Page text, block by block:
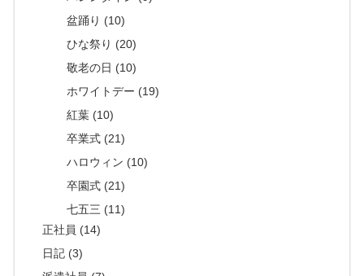
盆踊り (10)
ひな祭り (20)
敬老の日 (10)
ホワイトデー (19)
紅葉 (10)
卒業式 (21)
ハロウィン (10)
卒園式 (21)
七五三 (11)
正社員 (14)
日記 (3)